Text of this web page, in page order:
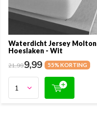
Waterdicht Jersey Molton
Hoeslaken - Wit
21,999,99 55% KORTING